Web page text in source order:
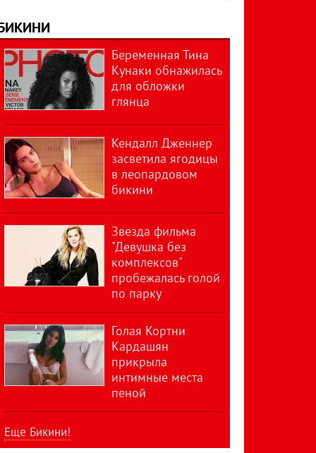
Беременная Тина
Кунаки обнажилась
для обложки
глянца
Кендалл Дженнер
засветила ягодицы
в леопардовом
бикини
Звезда фильма
"Девушка без
комплексов"
пробежалась голой
по парку
Голая Кортни
Кардашян
прикрыла
интимные места
пеной
Еще Бикини!